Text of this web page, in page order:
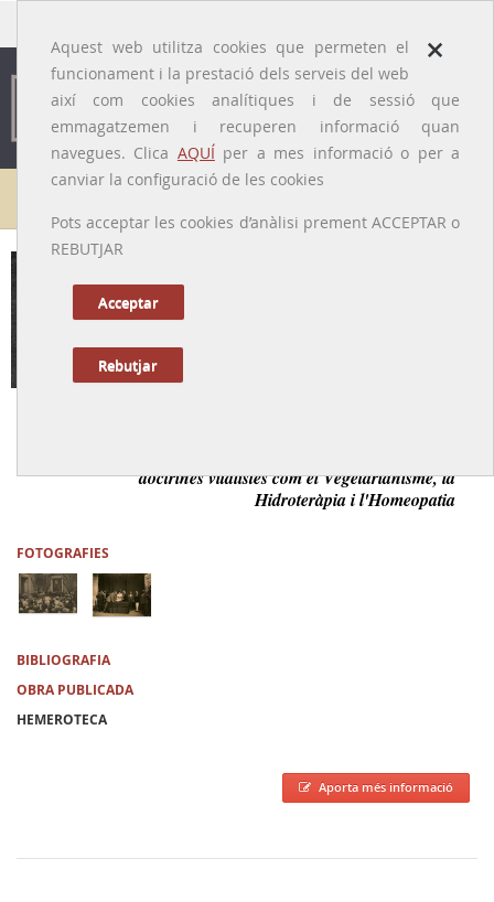
×
Aquest web utilitza cookies que permeten el
funcionament i la prestació dels serveis del web
així com cookies analítiques i de sessió que
emmagatzemen i recuperen informació quan
navegues. Clica AQUÍper a mes informació o per a
canviar la configuració de les cookies
Pots acceptar les cookies d’anàlisi prement ACCEPTAR o
REBUTJAR
Acceptar
Rebutjar
Galeria de metges
doctrines vitalistes com el Vegetarianisme, la
Hidroteràpia i l'Homeopatia
FOTOGRAFIES
BIBLIOGRAFIA
OBRA PUBLICADA
HEMEROTECA
Aporta més informació